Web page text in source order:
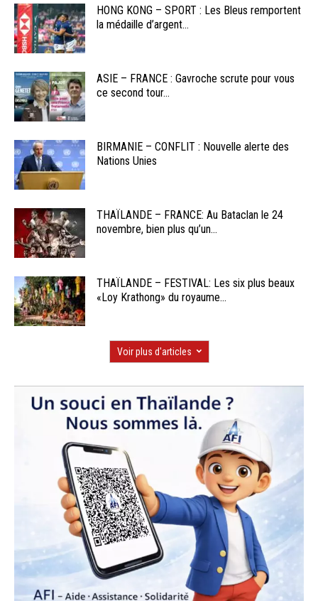
HONG KONG – SPORT : Les Bleus remportent
la médaille d’argent...
ASIE – FRANCE : Gavroche scrute pour vous
ce second tour...
BIRMANIE – CONFLIT : Nouvelle alerte des
Nations Unies
THAÏLANDE – FRANCE: Au Bataclan le 24
novembre, bien plus qu’un...
THAÏLANDE – FESTIVAL: Les six plus beaux
«Loy Krathong» du royaume...
Voir plus d'articles